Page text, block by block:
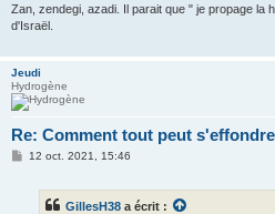
Zan, zendegi, azadi. Il parait que " je propage la
d'Israël.
Jeudi
Hydrogène
Re: Comment tout peut
M
12 oct. 2021, 15:46
GillesH38 a écrit :